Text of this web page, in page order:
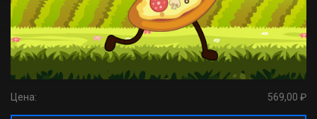
Цена: 569,00 ₽